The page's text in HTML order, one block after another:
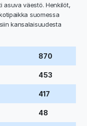
asuva väestö. Henkilöt,
suomessa
kansalaisuudesta
870
453
417
48